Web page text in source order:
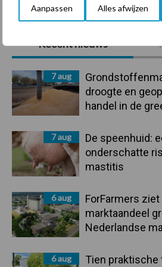
Aanpassen Alles afwijzen
Sidebar
Recent nieuws
7 aug
droogte en
handel in de
7 aug
De speenhuid:
onderschatte
mastitis
6 aug
ForFarmers
marktaandeel
Nederlandse
6 aug
Tien praktische